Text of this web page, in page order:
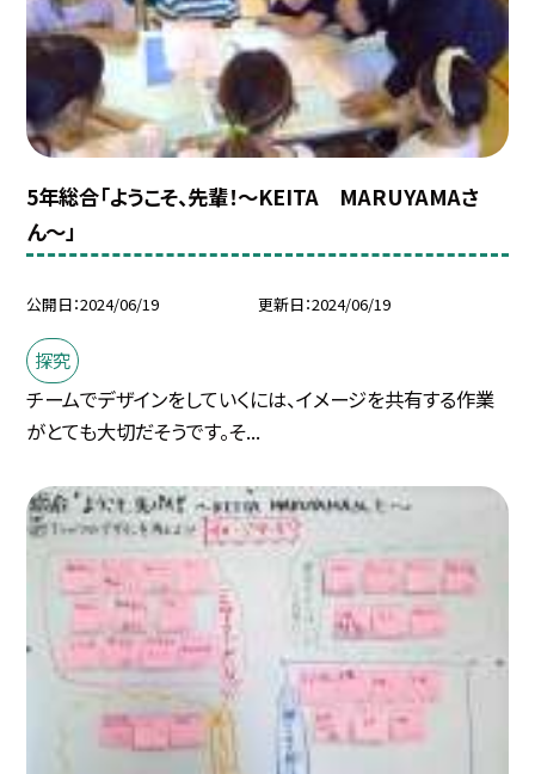
5年総合「ようこそ、先輩！〜KEITA MARUYAMAさ
ん〜」
公開日 2024/06/19 更新日 2024/06/19
探究
チームでデザインをしていくには、イメージを共有する作業
がとても大切だそうです。そ...